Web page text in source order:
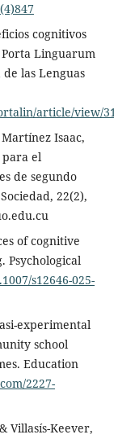
cognitivos
Linguarum
las Lenguas
article/view/
Isaac,
para el
de segundo
22(2),
of cognitive
Psychological
s12646-025-
experimental
school
Education
2227-
Villasís-Keever,